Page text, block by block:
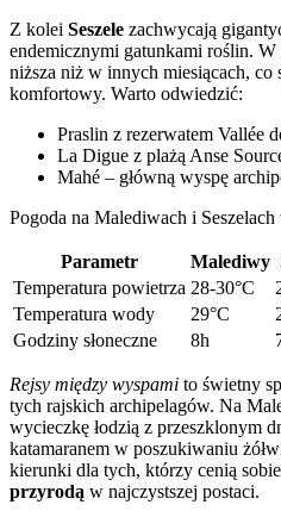
Z kolei Seszele zachwycają
endemicznymi gatunkami roślin.
niższa niż w innych miesiącach, co
komfortowy. Warto odwiedzić:
Praslin z rezerwatem Vallée
La Digue z plażą Anse
Mahé – główną wyspę
Pogoda na Malediwach i Seszelach
Parametr Malediwy
Temperatura powietrza 28-30°C
Temperatura wody
29°C
Godziny słoneczne
8h
Rejsy między wyspami to świetny
tych rajskich archipelagów. Na
wycieczkę łodzią z przeszklonym
katamaranem w poszukiwaniu
kierunki dla tych, którzy cenią sobie
przyrodą w najczystszej postaci.